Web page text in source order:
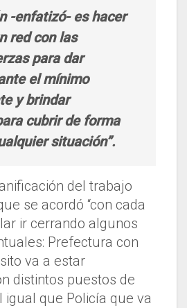
-enfatizó- es hacer
red con las
para dar
el mínimo
y brindar
cubrir de forma
situación”.
del trabajo
se acordó “con cada
ir cerrando algunos
Prefectura con
va a estar
distintos puestos de
igual que Policía que va